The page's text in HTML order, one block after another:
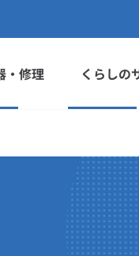
・修理 くらしの